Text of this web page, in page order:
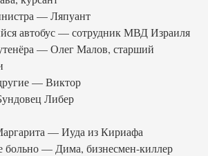
— Ляпуант
автобус — сотрудник МВД Израиля
— Олег Малов, старший
— Виктор
Либер
— Иуда из Кириафа
— Дима, бизнесмен-киллер